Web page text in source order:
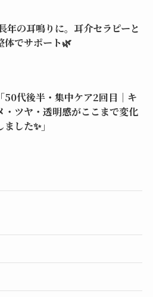
年の耳鳴りに。耳介セラピーと
体でサポート🌿
「50代後半・集中ケア2回目｜キ
・ツヤ・透明感がここまで変化
ました✨」